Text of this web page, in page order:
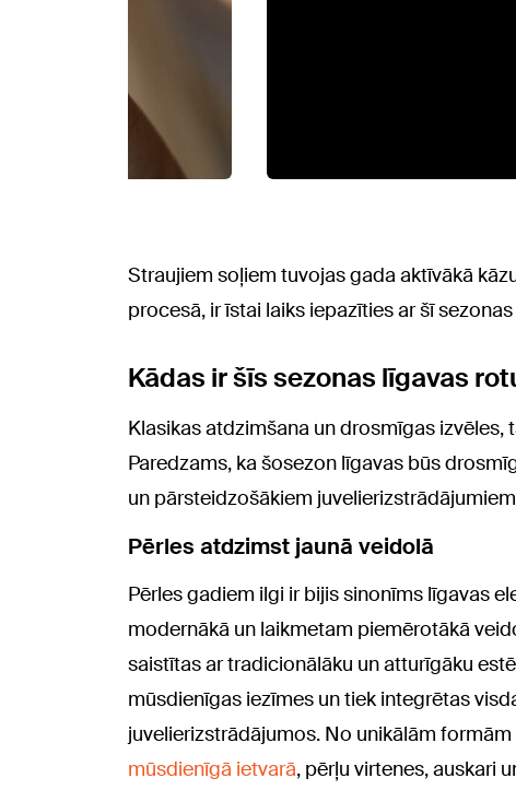
Straujiem soļiem tuvojas gada aktīvākā
procesā, ir īstai laiks iepazīties ar šī
Kādas ir šīs sezonas līgavas
Klasikas atdzimšana un drosmīgas
Paredzams, ka šosezon līgavas būs
un pārsteidzošākiem
Pērles atdzimst jaunā veidolā
Pērles gadiem ilgi ir bijis sinonīms līgavas
modernākā un laikmetam piemērotākā
saistītas ar tradicionālāku un atturīgāku
mūsdienīgas iezīmes un tiek integrētas
juvelierizstrādājumos. No unikālām
mūsdienīgā ietvarā, pērļu virtenes, auskari